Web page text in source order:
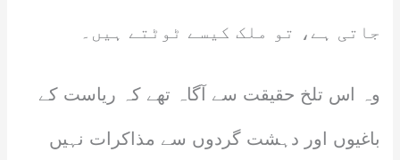
جاتی ہے، تو ملک کیسے ٹوٹتے ہیں۔
وہ اس تلخ حقیقت سے آگاہ تھے کہ ریاست کے
باغیوں اور دہشت گردوں سے مذاکرات نہیں